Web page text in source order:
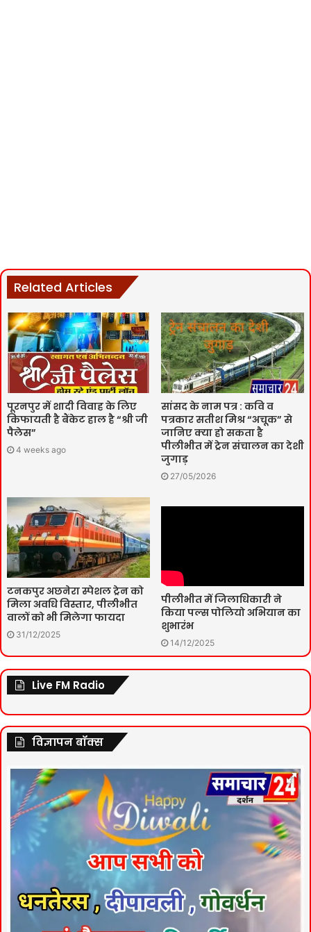
Related Articles
पूरनपुर में शादी विवाह के लिए
किफायती है बैंकेट हाल है “श्री जी
पैलेस”
4 weeks ago
सांसद के नाम पत्र : कवि व
पत्रकार सतीश मिश्र “अचूक” से
जानिए क्या हो सकता है
पीलीभीत में ट्रेन संचालन का देशी
जुगाड़
27/05/2026
टनकपुर अछनेरा स्पेशल ट्रेन को
मिला अवधि विस्तार, पीलीभीत
वालों को भी मिलेगा फायदा
31/12/2025
पीलीभीत में जिलाधिकारी ने
किया पल्स पोलियो अभियान का
शुभारंभ
14/12/2025
Live FM Radio
विज्ञापन बॉक्स